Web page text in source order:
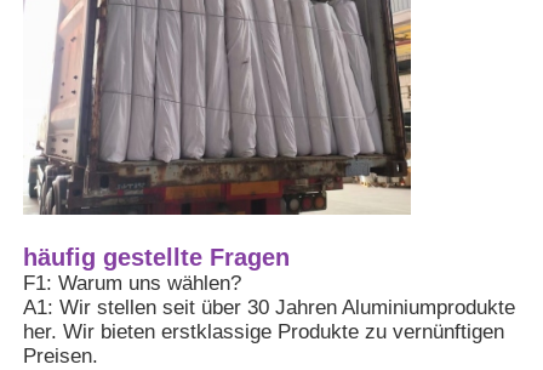
Angebot anfordern
Extrusionsaluminiumprofile
Aluminium Küchenprofile
Aluminiumfenster-Profile
Aluminium-Türprofile
häufig gestellte Fragen
F1: Warum uns wählen?
A1: Wir stellen seit über 30 Jahren Aluminiumprodukte
her. Wir bieten erstklassige Produkte zu vernünftigen
Preisen.